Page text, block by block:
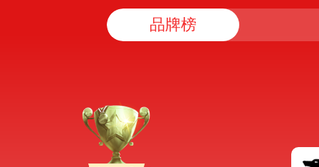
品牌榜